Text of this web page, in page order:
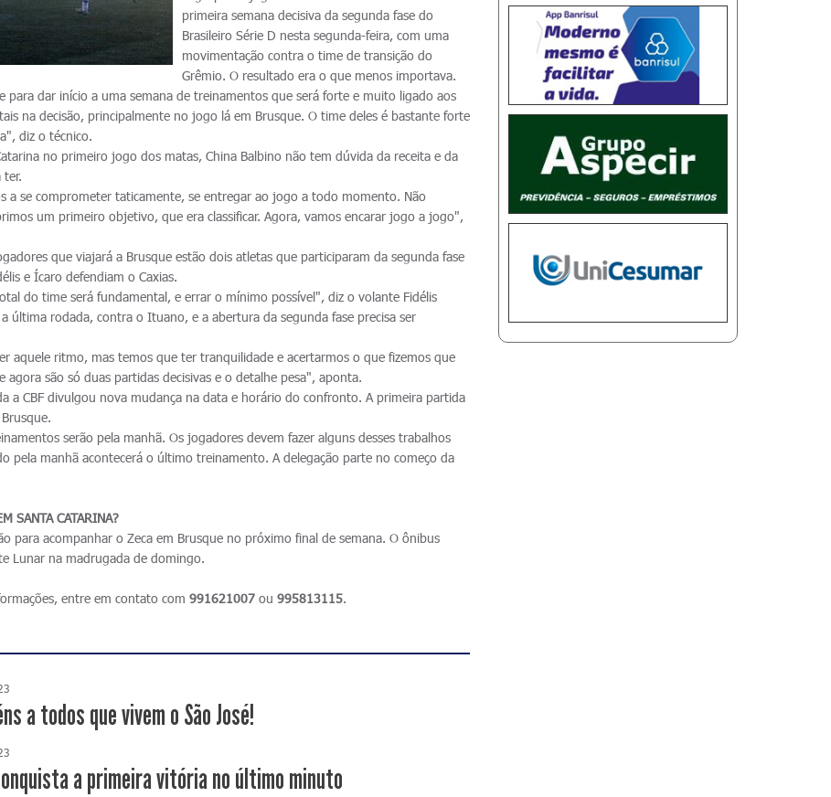
primeira semana decisiva da segunda fase do
Brasileiro Série D nesta segunda-feira, com uma
movimentação contra o time de transição do
Grêmio. O resultado era o que menos importava.
para dar início a uma semana de treinamentos que será forte e muito ligado aos
na decisão, principalmente no jogo lá em Brusque. O time deles é bastante forte
diz o técnico.
no primeiro jogo dos matas, China Balbino não tem dúvida da receita e da
ter.
a se comprometer taticamente, se entregar ao jogo a todo momento. Não
um primeiro objetivo, que era classificar. Agora, vamos encarar jogo a jogo",
que viajará a Brusque estão dois atletas que participaram da segunda fase
e Ícaro defendiam o Caxias.
do time será fundamental, e errar o mínimo possível", diz o volante Fidélis
última rodada, contra o Ituano, e a abertura da segunda fase precisa ser
aquele ritmo, mas temos que ter tranquilidade e acertarmos o que fizemos que
agora são só duas partidas decisivas e o detalhe pesa", aponta.
a CBF divulgou nova mudança na data e horário do confronto. A primeira partida
serão pela manhã. Os jogadores devem fazer alguns desses trabalhos
pela manhã acontecerá o último treinamento. A delegação parte no começo da
SANTA CATARINA?
para acompanhar o Zeca em Brusque no próximo final de semana. O ônibus
Lunar na madrugada de domingo.
entre em contato com991621007 ou995813115.
a todos que vivem o São José!
a primeira vitória no último minuto